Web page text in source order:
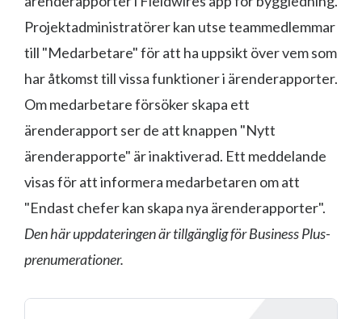
Projektadministratörer kan utse teammedlemmar
till "Medarbetare" för att ha uppsikt över vem som
har åtkomst till vissa funktioner i ärenderapporter.
Om medarbetare försöker skapa ett
ärenderapport ser de att knappen "Nytt
ärenderapporte" är inaktiverad. Ett meddelande
visas för att informera medarbetaren om att
"Endast chefer kan skapa nya ärenderapporter".
Den här uppdateringen är tillgänglig för Business Plus-
prenumerationer.